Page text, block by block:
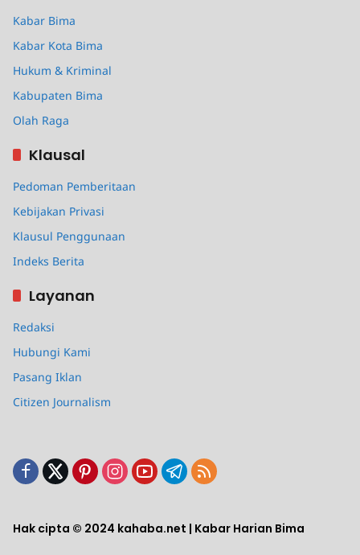
Kabar Bima
Kabar Kota Bima
Hukum & Kriminal
Kabupaten Bima
Olah Raga
Klausal
Pedoman Pemberitaan
Kebijakan Privasi
Klausul Penggunaan
Indeks Berita
Layanan
Redaksi
Hubungi Kami
Pasang Iklan
Citizen Journalism
Hak cipta © 2024 kahaba.net | Kabar Harian Bima